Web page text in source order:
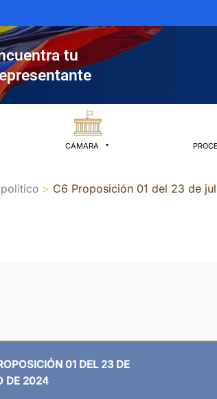
tu
CÁMARA
C6 Proposición 01 del 23 de
01 DEL 23 DE
DE 2024